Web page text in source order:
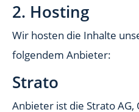
2. Hosting
Wir hosten die Inhalte
folgendem Anbieter:
Strato
Anbieter ist die Strato